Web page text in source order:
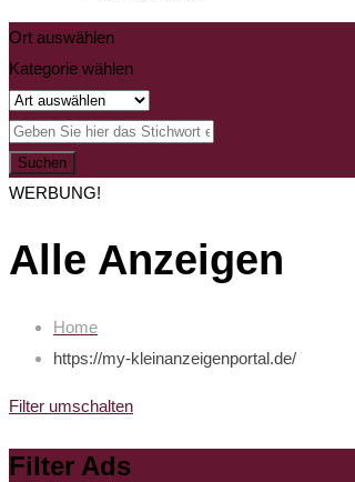
Ort auswählen
Kategorie wählen
Suchen
WERBUNG!
Alle Anzeigen
Home
https://my-kleinanzeigenportal.de/
Filter umschalten
Filter Ads